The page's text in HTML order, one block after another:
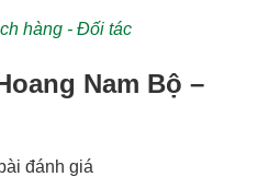
hàng - Đối tác
Nam Bộ –
đánh giá